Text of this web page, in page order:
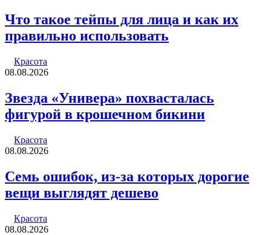
Что такое тейпы для лица и как их
правильно использовать
Красота
08.08.2026
Звезда «Универа» похвасталась
фигурой в крошечном бикини
Красота
08.08.2026
Семь ошибок, из-за которых дорогие
вещи выглядят дешево
Красота
08.08.2026